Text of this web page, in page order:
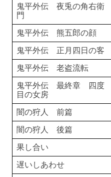
鬼平外伝 夜兎の角右衛
門
鬼平外伝 熊五郎の顔
鬼平外伝 正月四日の客
鬼平外伝 老盗流転
鬼平外伝 最終章 四度
目の女房
闇の狩人 前篇
闇の狩人 後篇
果し合い
遅いしあわせ